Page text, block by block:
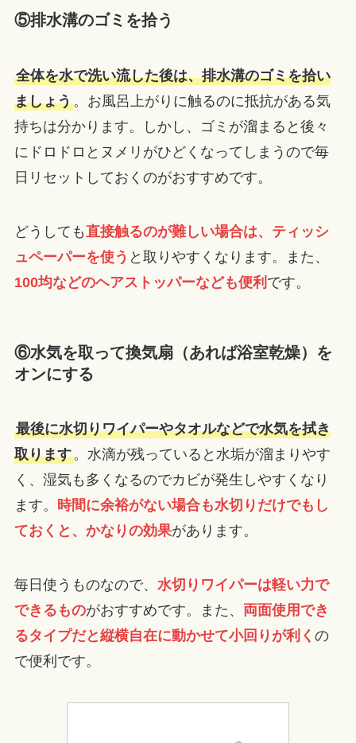
⑤排水溝のゴミを拾う
全体を水で洗い流した後は、排水溝のゴミを拾い
ましょう。お風呂上がりに触るのに抵抗がある気
持ちは分かります。しかし、ゴミが溜まると後々
にドロドロとヌメリがひどくなってしまうので毎
日リセットしておくのがおすすめです。
どうしても 直接触るのが難しい場合は、ティッシ
ュペーパーを使う と取りやすくなります。また、
100均などのヘアストッパーなども便利 です。
⑥水気を取って換気扇（あれば浴室乾燥）を
オンにする
最後に水切りワイパーやタオルなどで水気を拭き
取ります。水滴が残っていると水垢が溜まりやす
く、湿気も多くなるのでカビが発生しやすくなり
ます。 時間に余裕がない場合も水切りだけでもし
ておくと、かなりの効果があります。
毎日使うものなので、 水切りワイパーは軽い力で
できるものがおすすめです。また、 両面使用でき
るタイプだと縦横自在に動かせて小回りが利く の
で便利です。